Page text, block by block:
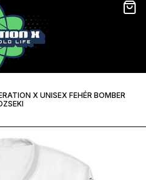
X UNISEX FEHÉR BOMBER